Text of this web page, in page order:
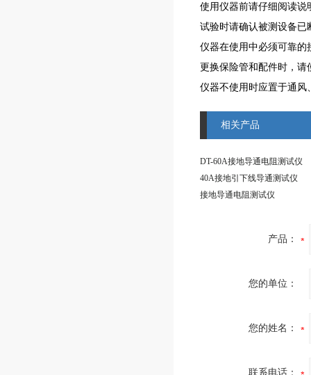
使用仪器前请仔细阅读
试验时请确认被测设备
仪器在使用中必须可靠的
更换保险管和配件时，
仪器不使用时应置于通
相关产品
DT-60A接地导通电阻测试仪
40A接地引下线导通测试仪
接地导通电阻测试仪
产品：
您的单位：
您的姓名：
联系电话：